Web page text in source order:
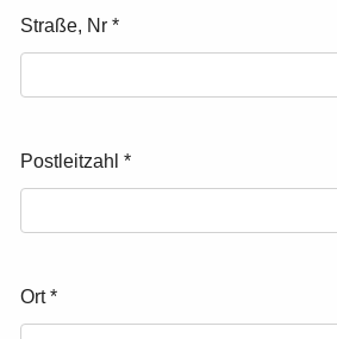
Straße, Nr*
Postleitzahl*
Ort*